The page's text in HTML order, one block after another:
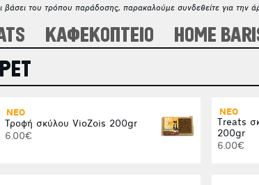
βάσει του τρόπου παράδοσης, παρακαλούμε συνδεθείτε για την
ΚΑΦΕΚΟΠΤΕΙΟ HOME
PET
ΝΕΟ
Τροφή σκύλου VioZois 200gr
6.00€
ΝΕΟ
Treats
200gr
6.00€